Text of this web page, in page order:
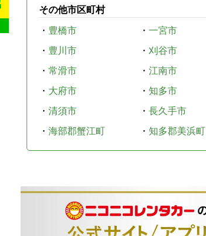
その他市区町村
・ 豊橋市 ・ 一宮市
・ 豊川市 ・ 刈谷市
・ 常滑市 ・ 江南市
・ 大府市 ・ 知多市
・ 清須市 ・ 長久手市
・ 海部郡蟹江町 ・ 知多郡美浜町